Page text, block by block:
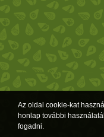
Az oldal cookie-kat
honlap további
fogadni.